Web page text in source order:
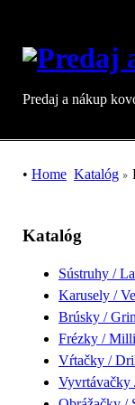
Predaj a nákup
• Home Katalóg
Katalóg
Sústruhy /
Karusely /
Brúsky /
Frézky /
Vŕtačky /
Vyvrtávačky